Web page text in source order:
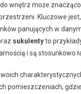
wnętrz może znacząco
Kluczowe
panujących w
sukulentyto
i są stosunkowo
pomieszczeniach,